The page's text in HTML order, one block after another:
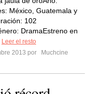
México, Guatemala y
102
DramaEstreno en
Leer el resto
2013 por
Muchcine